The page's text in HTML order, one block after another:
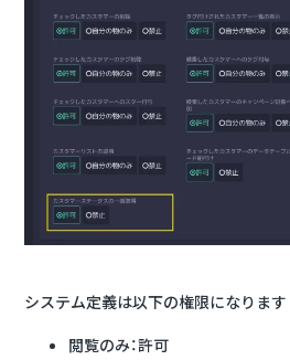
システム定義は以下の権限になります
閲覧のみ：許可